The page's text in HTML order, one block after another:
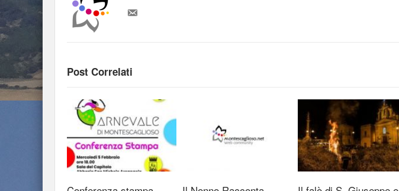
Post Correlati